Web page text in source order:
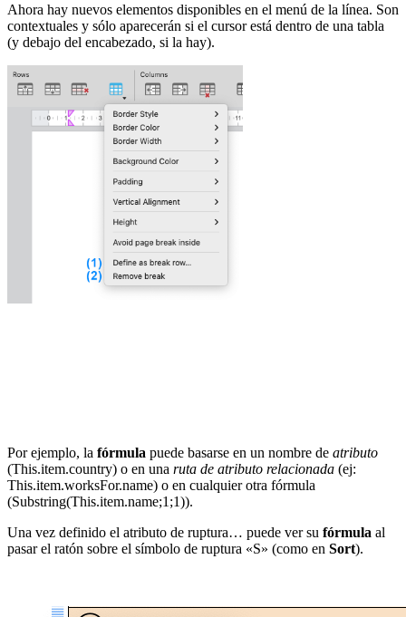
Ahora hay nuevos elementos disponibles en el menú de la línea. Son
contextuales y sólo aparecerán si el cursor está dentro de una tabla
(y debajo del encabezado, si la hay).
Por ejemplo, la fórmula puede basarse en un nombre de atributo
(This.item.country) o en una ruta de atributo relacionada (ej:
This.item.worksFor.name) o en cualquier otra fórmula
(Substring(This.item.name;1;1)).
Una vez definido el atributo de ruptura… puede ver su fórmula al
pasar el ratón sobre el símbolo de ruptura «S» (como en Sort).